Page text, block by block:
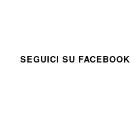
SEGUICI SU FACEBOOK